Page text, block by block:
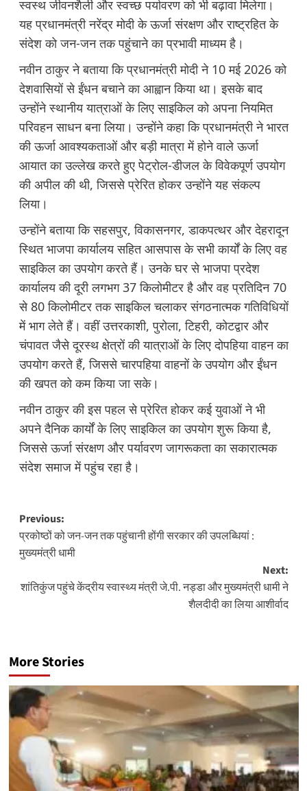
स्वस्थ जीवनशैली और स्वच्छ पर्यावरण को भी बढ़ावा मिलेगा।
यह प्रधानमंत्री नरेंद्र मोदी के ऊर्जा संरक्षण और राष्ट्रहित के
संदेश को जन-जन तक पहुंचाने का प्रभावी माध्यम है।
नवीन ठाकुर ने बताया कि प्रधानमंत्री मोदी ने 10 मई 2026 को
देशवासियों से ईंधन बचाने का आह्वान किया था। इसके बाद
उन्होंने स्थानीय यात्राओं के लिए साइकिल को अपना नियमित
परिवहन साधन बना लिया। उन्होंने कहा कि प्रधानमंत्री ने भारत
की ऊर्जा आवश्यकताओं और बड़ी मात्रा में होने वाले ऊर्जा
आयात का उल्लेख करते हुए पेट्रोल-डीजल के विवेकपूर्ण उपयोग
की अपील की थी, जिससे प्रेरित होकर उन्होंने यह संकल्प
लिया।
उन्होंने बताया कि सहसपुर, विकासनगर, डाकपत्थर और देहरादून
स्थित भाजपा कार्यालय सहित आसपास के सभी कार्यों के लिए वह
साइकिल का उपयोग करते हैं। उनके घर से भाजपा प्रदेश
कार्यालय की दूरी लगभग 37 किलोमीटर है और वह प्रतिदिन 70
से 80 किलोमीटर तक साइकिल चलाकर संगठनात्मक गतिविधियों
में भाग लेते हैं। वहीं उत्तरकाशी, पुरोला, टिहरी, कोटद्वार और
चंपावत जैसे दूरस्थ क्षेत्रों की यात्राओं के लिए दोपहिया वाहन का
उपयोग करते हैं, जिससे चारपहिया वाहनों के उपयोग और ईंधन
की खपत को कम किया जा सके।
नवीन ठाकुर की इस पहल से प्रेरित होकर कई युवाओं ने भी
अपने दैनिक कार्यों के लिए साइकिल का उपयोग शुरू किया है,
जिससे ऊर्जा संरक्षण और पर्यावरण जागरूकता का सकारात्मक
संदेश समाज में पहुंच रहा है।
Post
navigation
Previous:
प्रकोष्ठों को जन-जन तक पहुंचानी होंगी सरकार की उपलब्धियां :
मुख्यमंत्री धामी
Next:
शांतिकुंज पहुंचे केंद्रीय स्वास्थ्य मंत्री जे.पी. नड्डा और मुख्यमंत्री धामी ने
शैलदीदी का लिया आशीर्वाद
More Stories